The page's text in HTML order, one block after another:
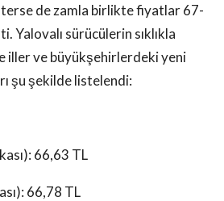
de zamla birlikte fiyatlar 67-
Yalovalı sürücülerin sıklıkla
iller ve büyükşehirlerdeki yeni
şu şekilde listelendi:
66,63 TL
66,78 TL